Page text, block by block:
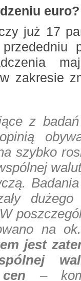
euro?
już 17
zakresie
z
szybko
na
jest
–